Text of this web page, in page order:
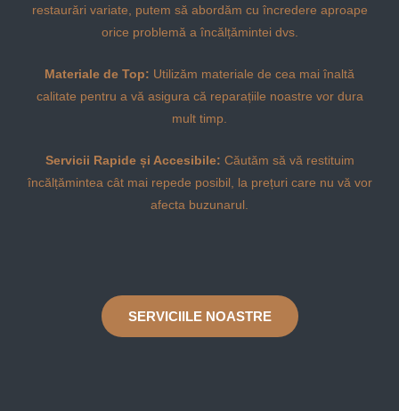
restaurări variate, putem să abordăm cu încredere aproape
orice problemă a încălțămintei dvs.
Materiale de Top: Utilizăm materiale de cea mai înaltă
calitate pentru a vă asigura că reparațiile noastre vor dura
mult timp.
Servicii Rapide și Accesibile: Căutăm să vă restituim
încălțămintea cât mai repede posibil, la prețuri care nu vă vor
afecta buzunarul.
SERVICIILE NOASTRE